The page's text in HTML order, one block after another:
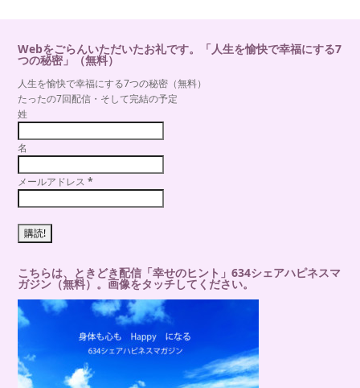
Webをごらんいただいたお礼です。「人生を愉快で幸福にする7
つの秘密」（無料）
人生を愉快で幸福にする7つの秘密（無料）
たったの7回配信・そして完結の予定
姓
名
メールアドレス *
こちらは、ときどき配信「幸せのヒント」634シェアハピネスマ
ガジン（無料）。画像をタッチしてください。